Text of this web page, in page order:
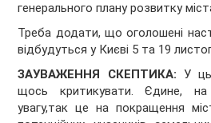
генерального плану розвитку
Треба додати, що оголошені
відбудуться у Києві 5 та 19
ЗАУВАЖЕННЯ СКЕПТИКА: У
щось критикувати. Єдине,
увагу,так це на покращення